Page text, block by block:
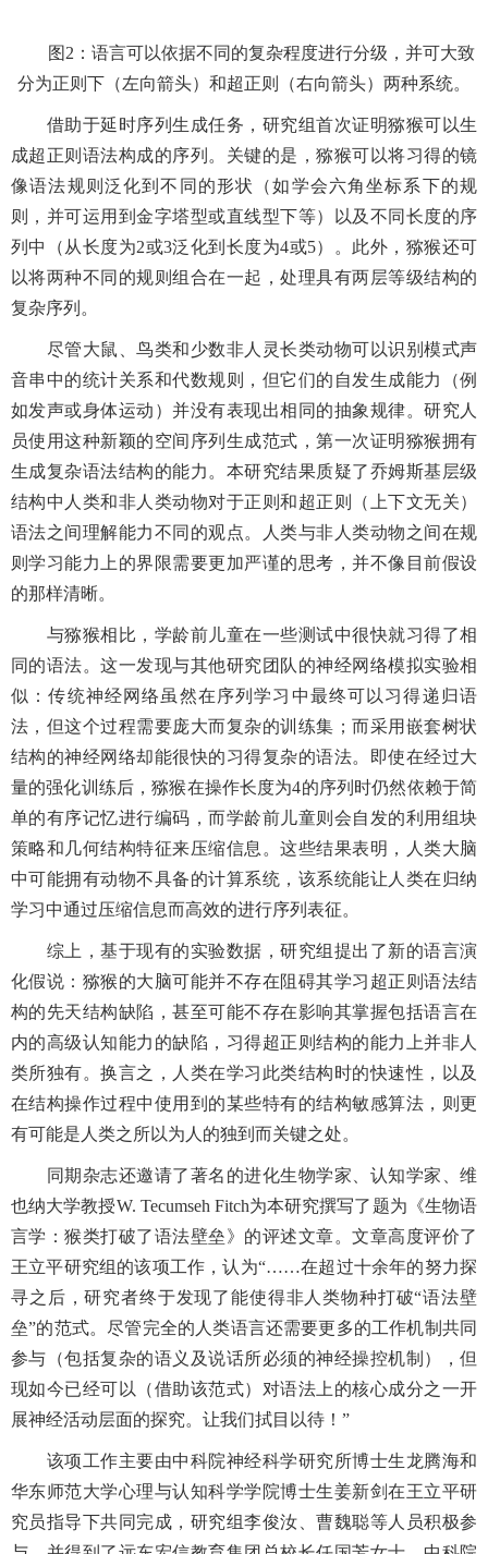
图2：语言可以依据不同的复杂程度进行分级，并可大致
分为正则下（左向箭头）和超正则（右向箭头）两种系统。
借助于延时序列生成任务，研究组首次证明猕猴可以生
成超正则语法构成的序列。关键的是，猕猴可以将习得的镜
像语法规则泛化到不同的形状（如学会六角坐标系下的规
则，并可运用到金字塔型或直线型下等）以及不同长度的序
列中（从长度为2或3泛化到长度为4或5）。此外，猕猴还可
以将两种不同的规则组合在一起，处理具有两层等级结构的
复杂序列。
尽管大鼠、鸟类和少数非人灵长类动物可以识别模式声
音串中的统计关系和代数规则，但它们的自发生成能力（例
如发声或身体运动）并没有表现出相同的抽象规律。研究人
员使用这种新颖的空间序列生成范式，第一次证明猕猴拥有
生成复杂语法结构的能力。本研究结果质疑了乔姆斯基层级
结构中人类和非人类动物对于正则和超正则（上下文无关）
语法之间理解能力不同的观点。人类与非人类动物之间在规
则学习能力上的界限需要更加严谨的思考，并不像目前假设
的那样清晰。
与猕猴相比，学龄前儿童在一些测试中很快就习得了相
同的语法。这一发现与其他研究团队的神经网络模拟实验相
似：传统神经网络虽然在序列学习中最终可以习得递归语
法，但这个过程需要庞大而复杂的训练集；而采用嵌套树状
结构的神经网络却能很快的习得复杂的语法。即使在经过大
量的强化训练后，猕猴在操作长度为4的序列时仍然依赖于简
单的有序记忆进行编码，而学龄前儿童则会自发的利用组块
策略和几何结构特征来压缩信息。这些结果表明，人类大脑
中可能拥有动物不具备的计算系统，该系统能让人类在归纳
学习中通过压缩信息而高效的进行序列表征。
综上，基于现有的实验数据，研究组提出了新的语言演
化假说：猕猴的大脑可能并不存在阻碍其学习超正则语法结
构的先天结构缺陷，甚至可能不存在影响其掌握包括语言在
内的高级认知能力的缺陷，习得超正则结构的能力上并非人
类所独有。换言之，人类在学习此类结构时的快速性，以及
在结构操作过程中使用到的某些特有的结构敏感算法，则更
有可能是人类之所以为人的独到而关键之处。
同期杂志还邀请了著名的进化生物学家、认知学家、维
也纳大学教授W. Tecumseh Fitch为本研究撰写了题为《生物语
言学：猴类打破了语法壁垒》的评述文章。文章高度评价了
王立平研究组的该项工作，认为“……在超过十余年的努力探
寻之后，研究者终于发现了能使得非人类物种打破“语法壁
垒”的范式。尽管完全的人类语言还需要更多的工作机制共同
参与（包括复杂的语义及说话所必须的神经操控机制），但
现如今已经可以（借助该范式）对语法上的核心成分之一开
展神经活动层面的探究。让我们拭目以待！”
该项工作主要由中科院神经科学研究所博士生龙腾海和
华东师范大学心理与认知科学学院博士生姜新剑在王立平研
究员指导下共同完成，研究组李俊汝、曹魏聪等人员积极参